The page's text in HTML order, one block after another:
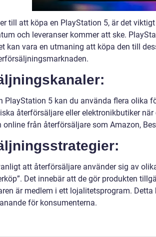
till att köpa en PlayStation 5, är det
och leveranser kommer att ske.
kan vara en utmaning att köpa den till
PlayStation 5 kan du använda flera olika
återförsäljare eller elektronikbutiker
online från återförsäljare som Amazon,
att återförsäljare använder sig av
Det innebär att de gör produkten
är medlem i ett lojalitetsprogram.
för konsumenterna.